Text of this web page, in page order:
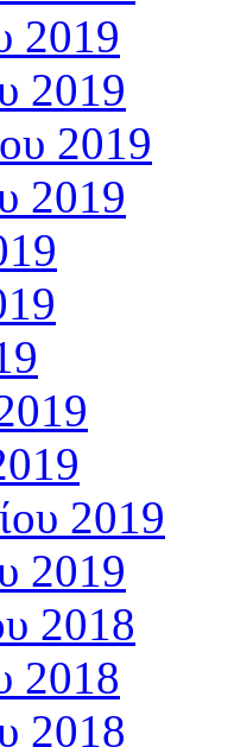
2019
2019
2019
2019
2019
2019
2018
2018
2018